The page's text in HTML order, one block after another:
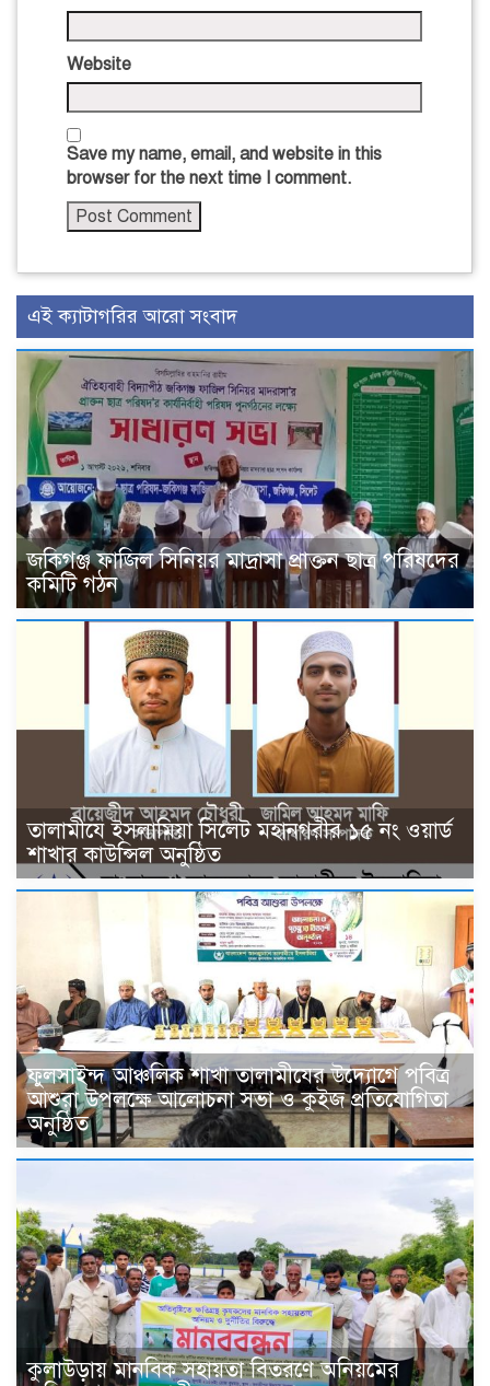
Website
Save my name, email, and website in this
browser for the next time I comment.
এই ক্যাটাগরির আরো সংবাদ
জকিগঞ্জ ফাজিল সিনিয়র মাদ্রাসা প্রাক্তন ছাত্র পরিষদের
কমিটি গঠন
তালামীযে ইসলামিয়া সিলেট মহানগরীর ১৫ নং ওয়ার্ড
শাখার কাউন্সিল অনুষ্ঠিত
ফুলসাইন্দ আঞ্চলিক শাখা তালামীযের উদ্যোগে পবিত্র
আশুরা উপলক্ষে আলোচনা সভা ও কুইজ প্রতিযোগিতা
অনুষ্ঠিত
কুলাউড়ায় মানবিক সহায়তা বিতরণে অনিয়মের